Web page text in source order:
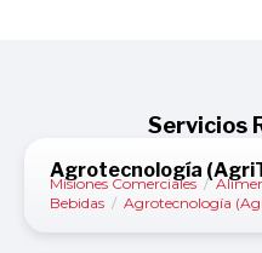
Servicios
Agrotecnología
Misiones Comerciales /
Bebidas / Agrotecnología